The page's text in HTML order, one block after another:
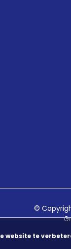
©
website te